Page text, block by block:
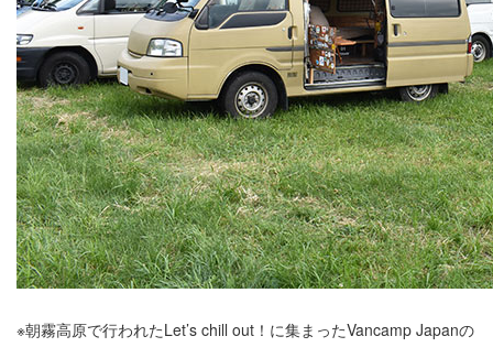
※朝霧高原で行われたLet’s chill out！に集まったVancamp Japanの